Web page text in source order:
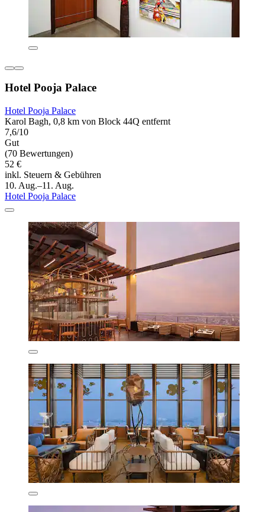
Hotel Pooja Palace
Hotel Pooja Palace
Karol Bagh, 0,8 km von Block 44Q entfernt
7,6/10
Gut
(70 Bewertungen)
52 €
inkl. Steuern & Gebühren
10. Aug.–11. Aug.
Hotel Pooja Palace